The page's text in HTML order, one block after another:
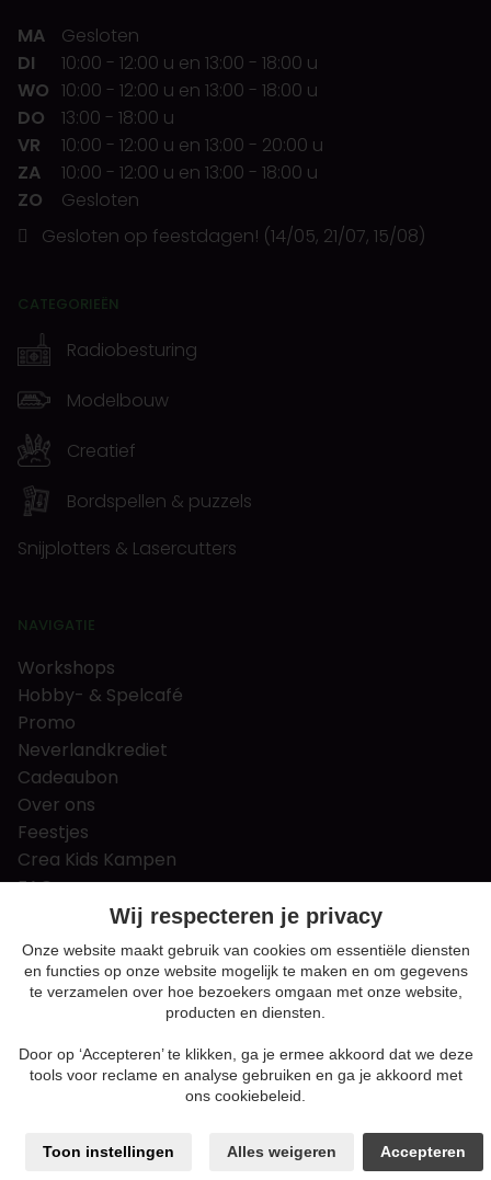
MA
Gesloten
DI
10:00 - 12:00 u en 13:00 - 18:00 u
WO 10:00 - 12:00 u en 13:00 - 18:00 u
DO
13:00 - 18:00 u
VR
10:00 - 12:00 u en 13:00 - 20:00 u
ZA
10:00 - 12:00 u en 13:00 - 18:00 u
ZO
Gesloten
Gesloten op feestdagen! (14/05, 21/07, 15/08)
CATEGORIEËN
Radiobesturing
Modelbouw
Creatief
Bordspellen & puzzels
Snijplotters & Lasercutters
NAVIGATIE
Workshops
Hobby- & Spelcafé
Promo
Neverlandkrediet
Cadeaubon
Over ons
Feestjes
Crea Kids Kampen
FAQ
Tips & tricks
Contact
Nieuws & Vacatures
Algemene voorwaarden
Privacy en cookie policy
Sitemap
Wij respecteren je privacy
Onze website maakt gebruik van cookies om essentiële diensten
en functies op onze website mogelijk te maken en om gegevens
te verzamelen over hoe bezoekers omgaan met onze website,
producten en diensten.
Door op ‘Accepteren’ te klikken, ga je ermee akkoord dat we deze
tools voor reclame en analyse gebruiken en ga je akkoord met
ons cookiebeleid.
Toon instellingen Alles weigeren Accepteren